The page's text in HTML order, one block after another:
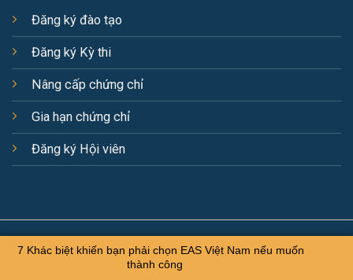
Đăng ký đào tạo
Đăng ký Kỳ thi
Nâng cấp chứng chỉ
Gia hạn chứng chỉ
Đăng ký Hội viên
© 2025 The EAS Vietnam. All right reserved.
7 Khác biệt khiến bạn phải chọn EAS Việt Nam nếu muốn
thành công